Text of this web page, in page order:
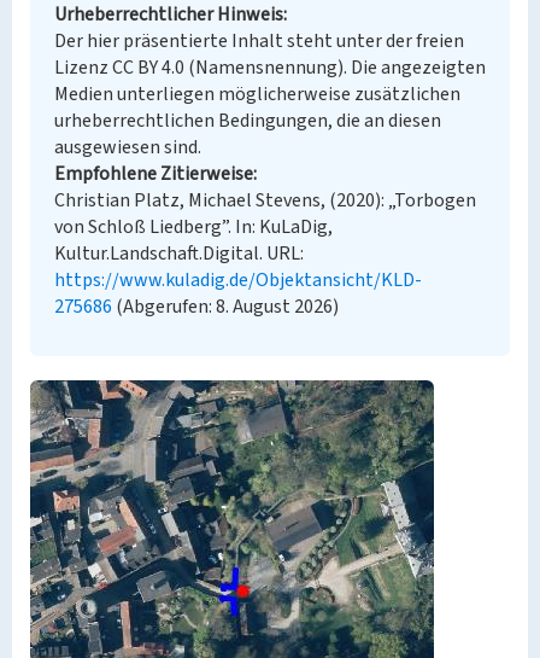
Urheberrechtlicher Hinweis
Der hier präsentierte Inhalt steht unter der freien
Lizenz CC BY 4.0 (Namensnennung). Die angezeigten
Medien unterliegen möglicherweise zusätzlichen
urheberrechtlichen Bedingungen, die an diesen
ausgewiesen sind.
Empfohlene Zitierweise
Christian Platz, Michael Stevens, (2020): „Torbogen
von Schloß Liedberg”. In: KuLaDig,
Kultur.Landschaft.Digital. URL:
https://www.kuladig.de/Objektansicht/KLD-
275686 (Abgerufen: 8. August 2026)